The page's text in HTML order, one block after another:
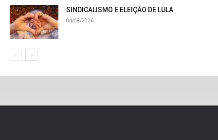
SINDICALISMO E ELEIÇÃO DE LULA
04/08/2026